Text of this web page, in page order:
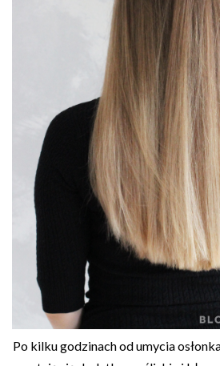
Po kilku godzinach od umycia